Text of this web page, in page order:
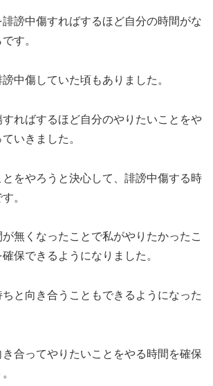
謗中傷すればするほど自分の時間がな
す。
中傷していた頃もありました。
すればするほど自分のやりたいことをや
いきました。
をやろうと決心して、誹謗中傷する時
。
無くなったことで私がやりたかったこ
保できるようになりました。
と向き合うこともできるようになった
合ってやりたいことをやる時間を確保